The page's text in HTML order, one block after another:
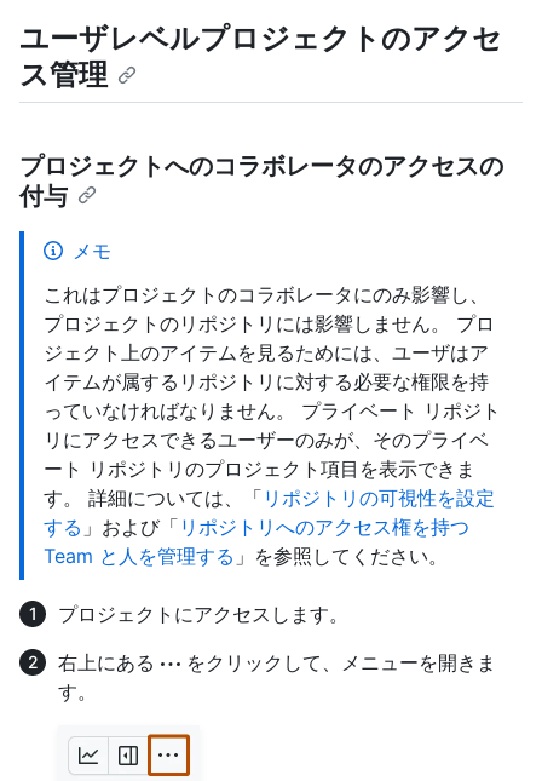
ユーザレベルプロジェクトのアクセ
ス管理
プロジェクトへのコラボレータのアクセスの
付与
メモ
これはプロジェクトのコラボレータにのみ影響し、
プロジェクトのリポジトリには影響しません。 プロ
ジェクト上のアイテムを見るためには、ユーザはア
イテムが属するリポジトリに対する必要な権限を持
っていなければなりません。 プライベート リポジト
リにアクセスできるユーザーのみが、そのプライベ
ート リポジトリのプロジェクト項目を表示できま
す。 詳細については、「 リポジトリの可視性を設定
する 」および「 リポジトリへのアクセス権を持つ
Team と人を管理する 」を参照してください。
プロジェクトにアクセスします。
右上にある
をクリックして、メニューを開きま
す。